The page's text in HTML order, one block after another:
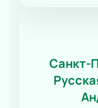
Санкт-